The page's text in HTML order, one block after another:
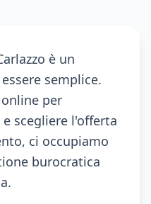
è un
semplice.
per
scegliere l'offerta
ci occupiamo
burocratica